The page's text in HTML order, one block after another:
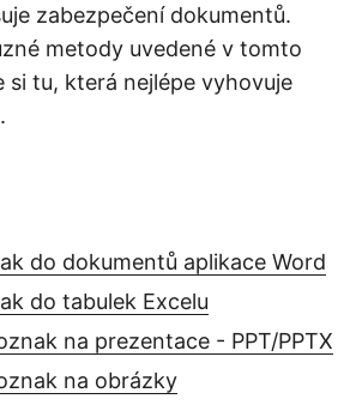
zabezpečení dokumentů.
metody uvedené v tomto
si tu, která nejlépe vyhovuje
do dokumentů aplikace Word
do tabulek Excelu
na prezentace - PPT/PPTX
na obrázky